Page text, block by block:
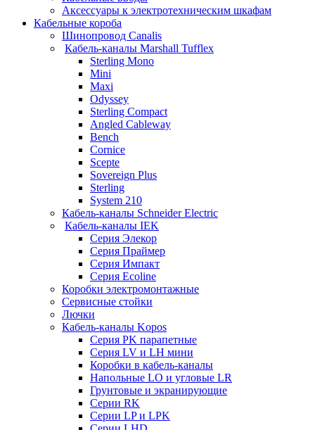
Аксессуары к электротехническим шкафам
Кабельные короба
Шинопровод Canalis
Кабель-каналы Marshall Tufflex
Sterling Mono
Mini
Maxi
Odyssey
Sterling Compact
Angled Cableway
Bench
Cornice
Scepte
Sovereign Plus
Sterling
System 210
Кабель-каналы Schneider Electric
Кабель-каналы IEK
Серия Элекор
Серия Праймер
Серия Импакт
Серия Ecoline
Коробки электромонтажные
Сервисные стойки
Лючки
Кабель-каналы Kopos
Серия PK парапетные
Серия LV и LH мини
Коробки в кабель-каналы
Напольные LO и угловые LR
Грунтовые и экранирующие
Серии RK
Серии LP и LPK